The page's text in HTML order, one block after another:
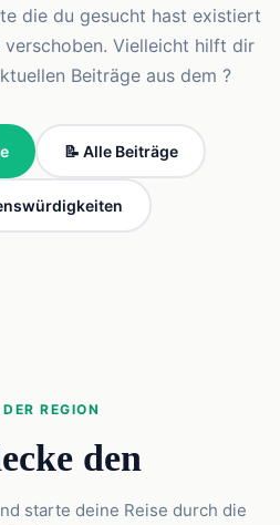
die du gesucht hast existiert
Vielleicht hilft dir
Beiträge aus dem ?
📝 Alle Beiträge
REGION
den
starte deine Reise durch die